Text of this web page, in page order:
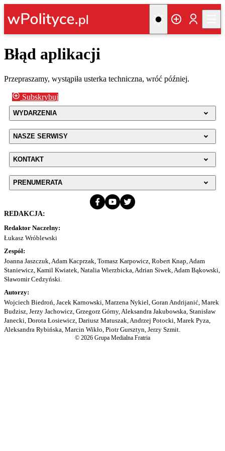
Błąd aplikacji
Przepraszamy, wystąpiła usterka techniczna, wróć później.
Subskrybuj
WYDARZENIA
NASZE SERWISY
KONTAKT
PRENUMERATA
REDAKCJA:
Redaktor Naczelny:
Łukasz Wróblewski
Zespół:
Joanna Jaszczuk, Adam Kacprzak, Tomasz Karpowicz, Robert Knap, Adam
Staniewicz, Kamil Kwiatek, Natalia Wierzbicka, Adrian Siwek, Adam Bąkowski,
Sławomir Cedzyński.
Autorzy:
Wojciech Biedroń, Jacek Karnowski, Marzena Nykiel, Goran Andrijanić, Marek
Budzisz, Jerzy Jachowicz, Grzegorz Górny, Aleksandra Jakubowska, Stanisław
Janecki, Dorota Łosiewicz, Dariusz Matuszak, Andrzej Potocki, Marek Pyza,
Aleksandra Rybińska, Marcin Wikło, Piotr Gursztyn, Jerzy Szmit.
© 2026 Grupa Medialna Fratria